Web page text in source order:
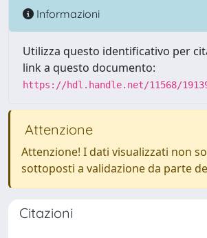
Informazioni
Utilizza questo identificativo per
link a questo documento:
https://hdl.handle.net/11568/
Attenzione
Attenzione! I dati visualizzati non
sottoposti a validazione da parte
Citazioni